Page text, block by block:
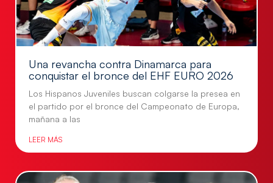
Una revancha contra Dinamarca para
conquistar el bronce del EHF EURO 2026
Los Hispanos Juveniles buscan colgarse la presea en
el partido por el bronce del Campeonato de Europa,
mañana a las
LEER MÁS